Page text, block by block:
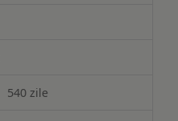
540 zile